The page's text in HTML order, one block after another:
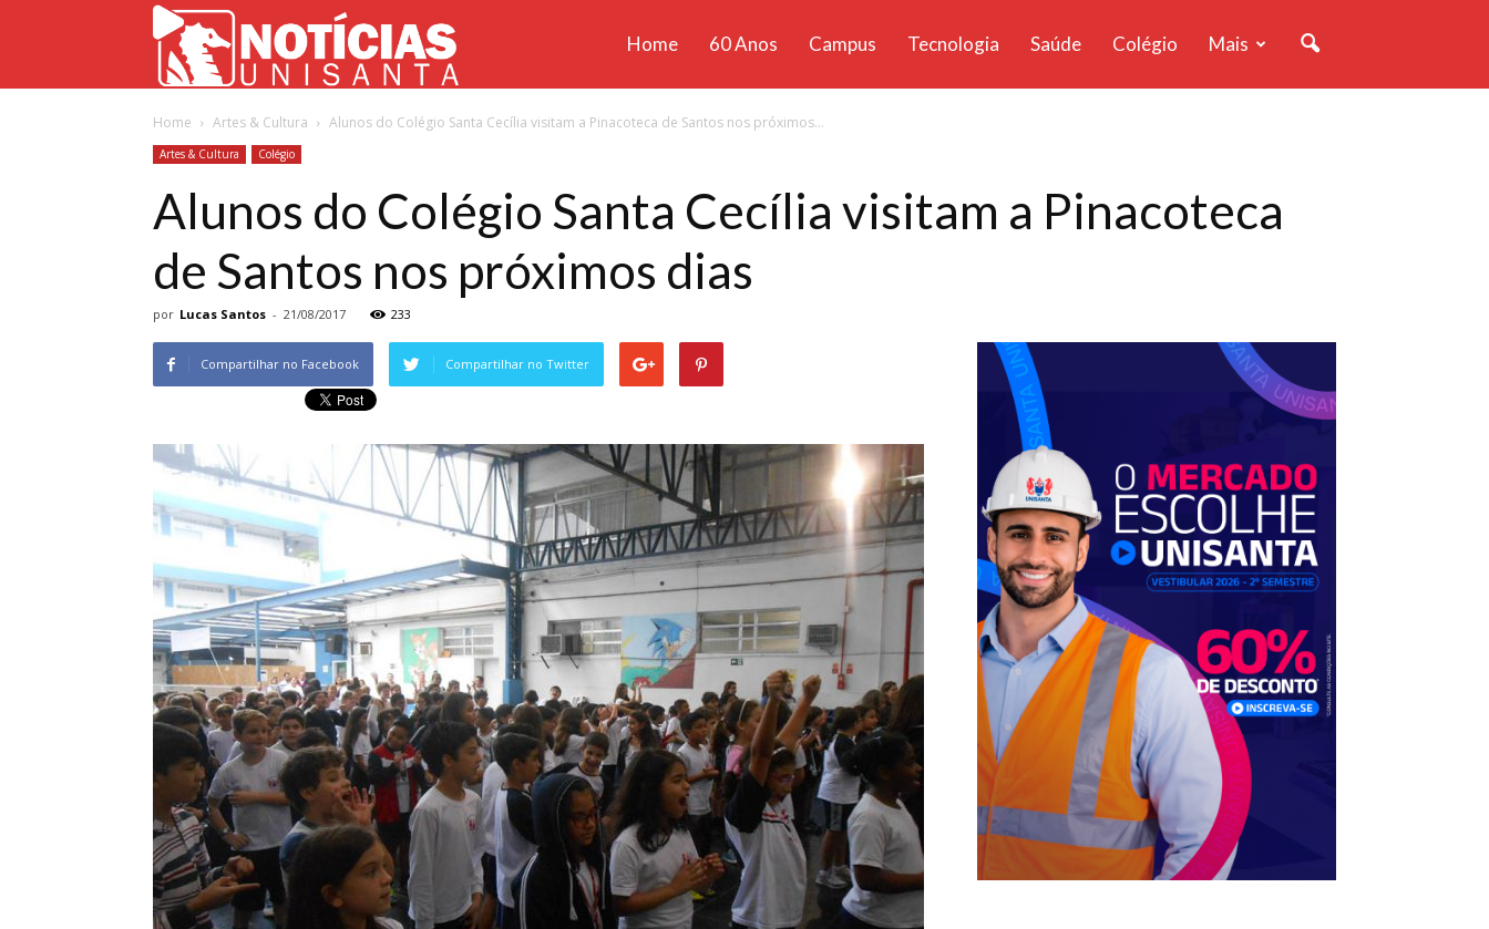
Unisanta
Home 60 Anos Campus Tecnologia Saúde Colégio Mais
Home Artes & Cultura Alunos do Colégio Santa Cecília visitam a Pinacoteca de Santos nos próximos...
Artes & Cultura Colégio
Alunos do Colégio Santa Cecília visitam a Pinacoteca
de Santos nos próximos dias
por Lucas Santos - 21/08/2017 233
Compartilhar no Facebook Compartilhar no Twitter